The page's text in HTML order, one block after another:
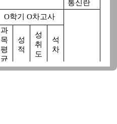
통신란
O학기 O차고사
과
목
평
균
성
적
성
취
도
석
차